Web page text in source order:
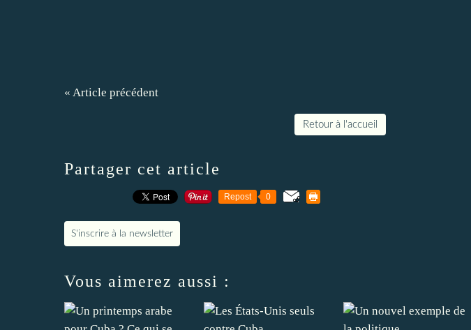
« Article précédent
Retour à l'accueil
Partager cet article
Repost 0
S'inscrire à la newsletter
Vous aimerez aussi :